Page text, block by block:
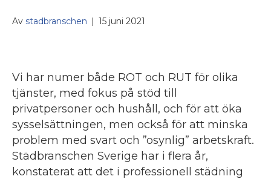
Av stadbranschen | 15 juni 2021
Vi har numer både ROT och RUT för olika
tjänster, med fokus på stöd till
privatpersoner och hushåll, och för att öka
sysselsättningen, men också för att minska
problem med svart och ”osynlig” arbetskraft.
Städbranschen Sverige har i flera år,
konstaterat att det i professionell städning